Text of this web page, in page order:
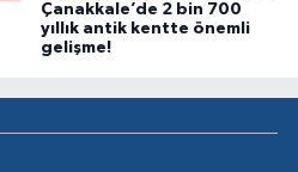
Çanakkale’de 2 bin 700
yıllık antik kentte önemli
gelişme!